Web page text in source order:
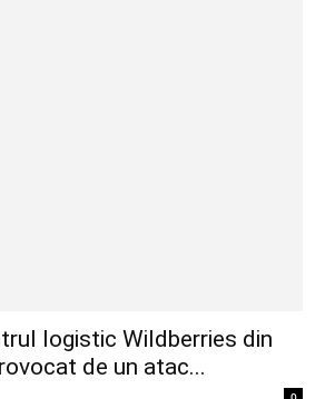
logistic Wildberries din
de un atac...